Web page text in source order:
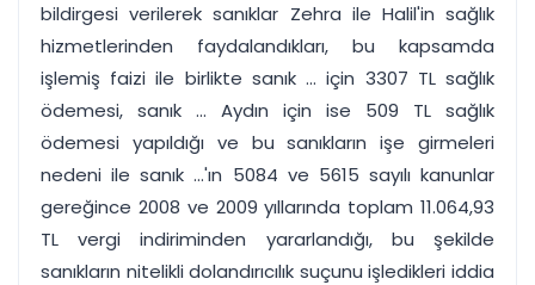
bildirgesi verilerek sanıklar Zehra ile Halil'in sağlık
hizmetlerinden faydalandıkları, bu kapsamda
işlemiş faizi ile birlikte sanık ... için 3307 TL sağlık
ödemesi, sanık ... Aydın için ise 509 TL sağlık
ödemesi yapıldığı ve bu sanıkların işe girmeleri
nedeni ile sanık ...'ın 5084 ve 5615 sayılı kanunlar
gereğince 2008 ve 2009 yıllarında toplam 11.064,93
TL vergi indiriminden yararlandığı, bu şekilde
sanıkların nitelikli dolandırıcılık suçunu işledikleri iddia